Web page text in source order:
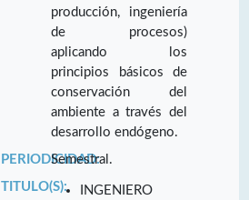
producción, ingeniería
de procesos)
aplicando los
principios básicos de
conservación del
ambiente a través del
desarrollo endógeno.
PERIODICIDAD:
Semestral.
TITULO(S):
INGENIERO